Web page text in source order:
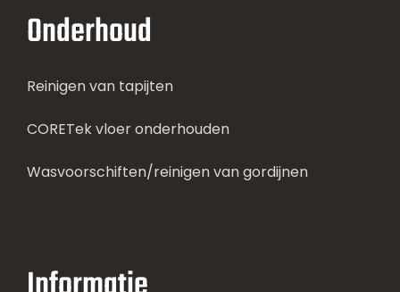
Onderhoud
Reinigen van tapijten
CORETek vloer onderhouden
Wasvoorschiften/reinigen van gordijnen